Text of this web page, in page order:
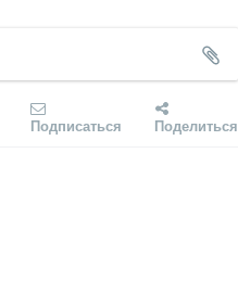
Подписаться Поделиться